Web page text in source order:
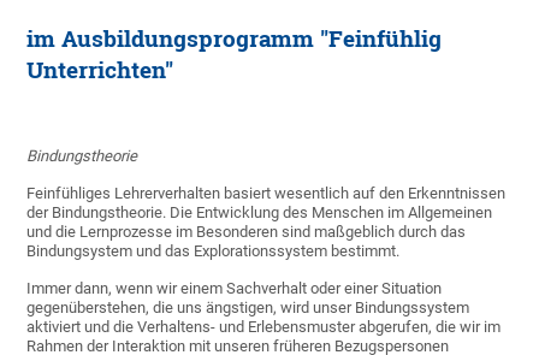
im Ausbildungsprogramm "Feinfühlig
Unterrichten"
Bindungstheorie
Feinfühliges Lehrerverhalten basiert wesentlich auf den Erkenntnissen
der Bindungstheorie. Die Entwicklung des Menschen im Allgemeinen
und die Lernprozesse im Besonderen sind maßgeblich durch das
Bindungsystem und das Explorationssystem bestimmt.
Immer dann, wenn wir einem Sachverhalt oder einer Situation
gegenüberstehen, die uns ängstigen, wird unser Bindungssystem
aktiviert und die Verhaltens- und Erlebensmuster abgerufen, die wir im
Rahmen der Interaktion mit unseren früheren Bezugspersonen